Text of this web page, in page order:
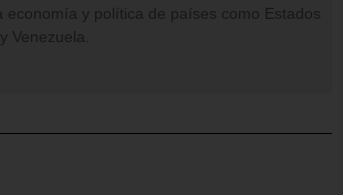
economía y política de países como Estados
Venezuela.